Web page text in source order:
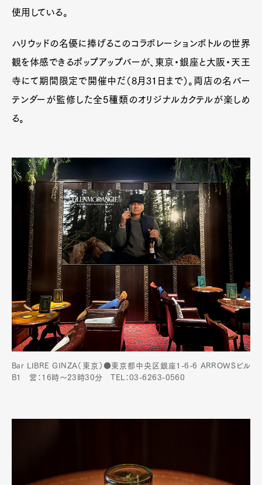
使用している。
ハリウッドの名優に捧げるこのコラボレーションボトルの世界
観を体感できるポップアップバーが、東京・銀座と大阪・天王
寺にて期間限定で開催中だ（8月31日まで）。両店の名バー
テンダーが監修した全5種類のオリジナルカクテルが楽しめ
る。
Bar LIBRE GINZA（東京）●東京都中央区銀座1-6-6 ARROWSビル
B1 営：16時～23時30分 TEL：03-6263-0560